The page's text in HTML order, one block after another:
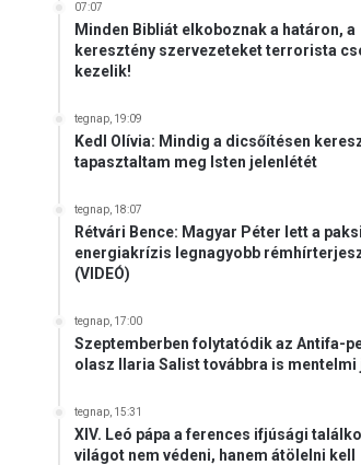
07:07
Minden Bibliát elkoboznak a határon, a
keresztény szervezeteket terrorista
kezelik!
tegnap, 19:09
Kedl Olívia: Mindig a dicsőítésen
tapasztaltam meg Isten jelenlétét
tegnap, 18:07
Rétvári Bence: Magyar Péter lett a paksi
energiakrízis legnagyobb
(VIDEÓ)
tegnap, 17:00
Szeptemberben folytatódik az Antifa-
olasz Ilaria Salist továbbra is mentelmi
tegnap, 15:31
XIV. Leó pápa a ferences ifjúsági
világot nem védeni, hanem átölelni kell